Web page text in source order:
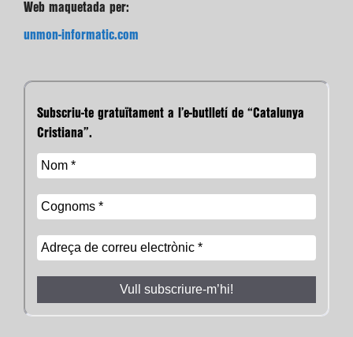
Web maquetada per:
unmon-informatic.com
Subscriu-te gratuïtament a l’e-butlletí de “Catalunya
Cristiana”.